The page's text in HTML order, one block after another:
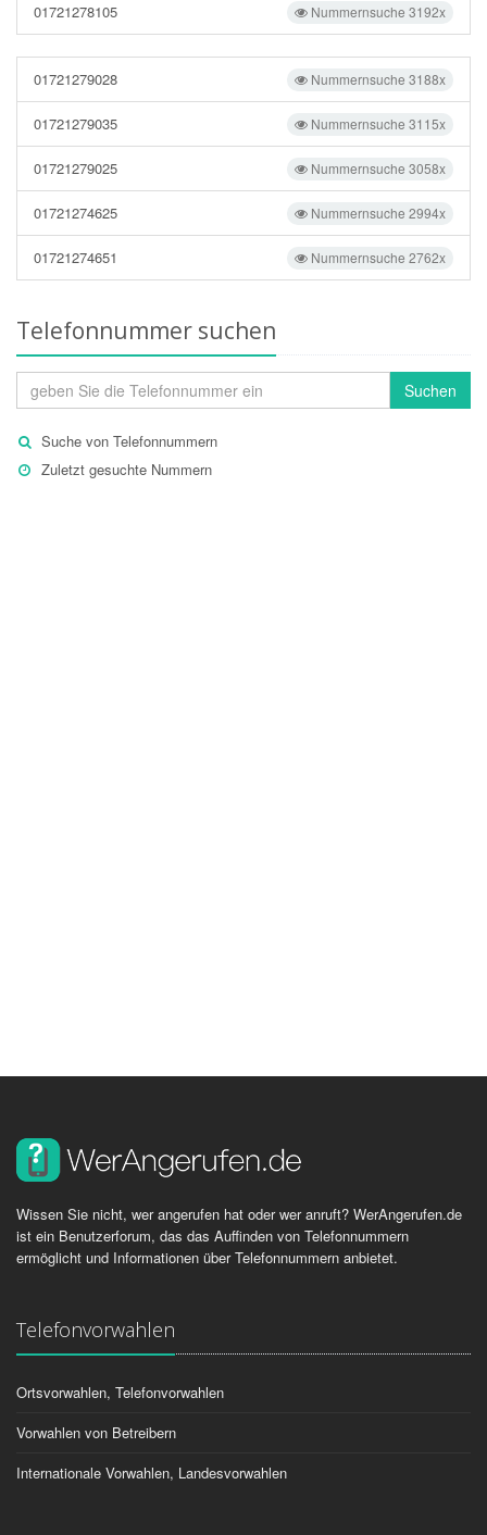
Nummernsuche 3192x
01721278105
Nummernsuche 3188x
01721279028
Nummernsuche 3115x
01721279035
Nummernsuche 3058x
01721279025
Nummernsuche 2994x
01721274625
Nummernsuche 2762x
01721274651
Telefonnummer suchen
Suchen
Suche von Telefonnummern
Zuletzt gesuchte Nummern
Wissen Sie nicht, wer angerufen hat oder wer anruft? WerAngerufen.de
ist ein Benutzerforum, das das Auffinden von Telefonnummern
ermöglicht und Informationen über Telefonnummern anbietet.
Telefonvorwahlen
Ortsvorwahlen, Telefonvorwahlen
Vorwahlen von Betreibern
Internationale Vorwahlen, Landesvorwahlen